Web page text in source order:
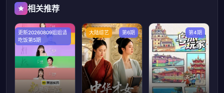
相关推荐
大陆综艺
更新20260809姐姐请
吃饭第5期
大陆综艺 第6期 第4期